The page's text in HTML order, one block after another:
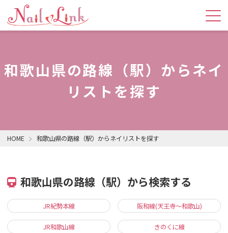
和歌山県の路線（駅）からネイ
リストを探す
HOME 和歌山県の路線（駅）からネイリストを探す
和歌山県の路線（駅）から検索する
JR紀勢本線 阪和線(天王寺～和歌山)
JR和歌山線 きのくに線